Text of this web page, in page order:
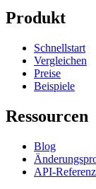
Produkt
Schnellstart
Vergleichen
Preise
Beispiele
Ressourcen
Blog
API-Referenz